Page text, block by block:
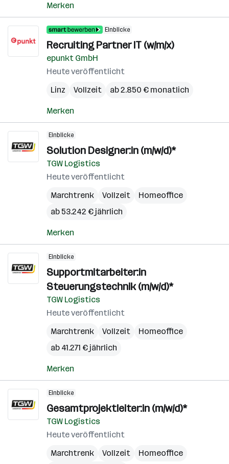
Merken
Einblicke
Recruiting Partner IT (w/m/x)
epunkt GmbH
Heute veröffentlicht
Linz
Vollzeit ab 2.850 € monatlich
Merken
Einblicke
Solution Designer:in (m/w/d)*
TGW Logistics
Heute veröffentlicht
Marchtrenk
Vollzeit
Homeoffice
ab 53.242 € jährlich
Merken
Einblicke
Supportmitarbeiter:in
Steuerungstechnik (m/w/d)*
TGW Logistics
Heute veröffentlicht
Marchtrenk
Vollzeit
Homeoffice
ab 41.271 € jährlich
Merken
Einblicke
Gesamtprojektleiter:in (m/w/d)*
TGW Logistics
Heute veröffentlicht
Marchtrenk
Vollzeit
Homeoffice